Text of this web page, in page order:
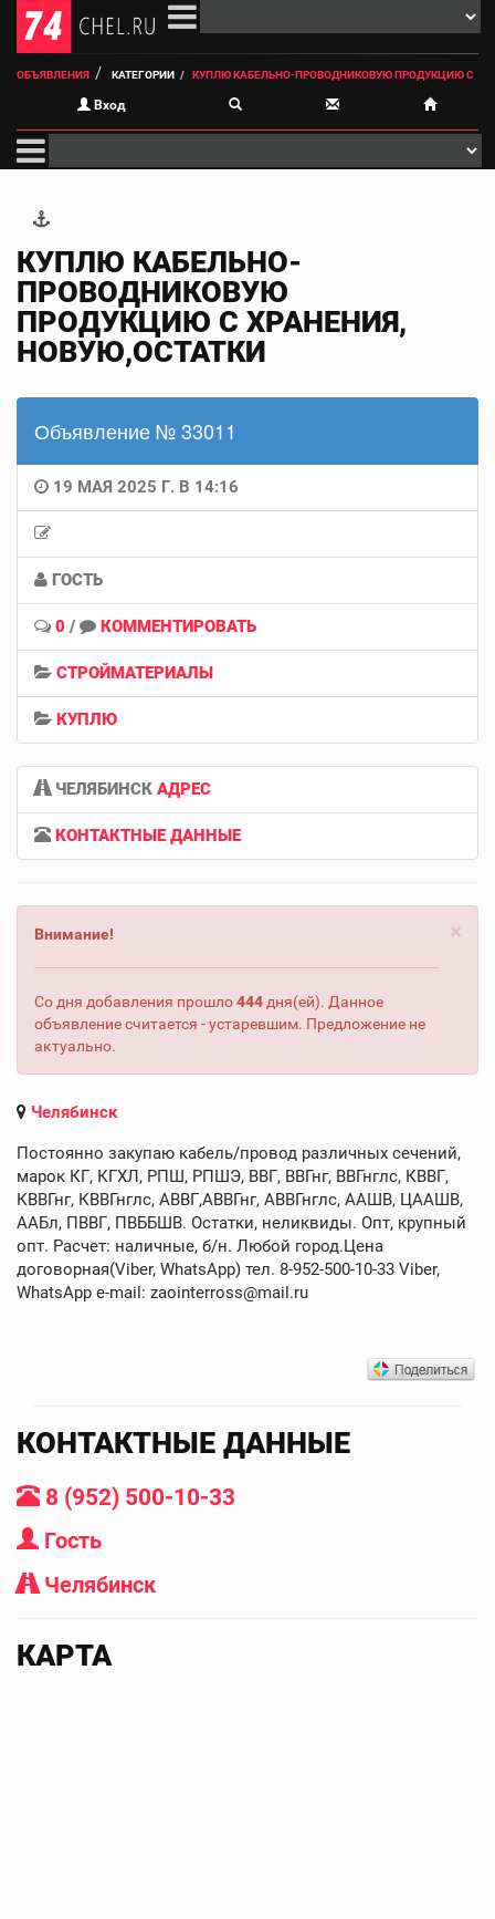
ОБЪЯВЛЕНИЯ КАТЕГОРИИ КУПЛЮ КАБЕЛЬНО-ПРОВОДНИКОВУЮ ПРОДУКЦИЮ С
Вход
КУПЛЮ КАБЕЛЬНО-
ПРОВОДНИКОВУЮ
ПРОДУКЦИЮ С ХРАНЕНИЯ,
НОВУЮ,ОСТАТКИ
Объявление № 33011
19 МАЯ 2025 Г. В 14:16
ГОСТЬ
0 / КОММЕНТИРОВАТЬ
СТРОЙМАТЕРИАЛЫ
КУПЛЮ
ЧЕЛЯБИНСК АДРЕС
КОНТАКТНЫЕ ДАННЫЕ
×
Внимание!
Со дня добавления прошло444 дня(ей). Данное
объявление считается - устаревшим. Предложение не
актуально.
Челябинск
Постоянно закупаю кабель/провод различных сечений,
марок КГ, КГХЛ, РПШ, РПШЭ, ВВГ, ВВГнг, ВВГнглс, КВВГ,
КВВГнг, КВВГнглс, АВВГ,АВВГнг, АВВГнглс, ААШВ, ЦААШВ,
ААБл, ПВВГ, ПВББШВ. Остатки, неликвиды. Опт, крупный
опт. Расчет: наличные, б/н. Любой город.Цена
договорная(Viber, WhatsApp) тел. 8-952-500-10-33 Viber,
WhatsApp e-mail: zaointerross@mail.ru
КОНТАКТНЫЕ ДАННЫЕ
8 (952) 500-10-33
Гость
Челябинск
КАРТА